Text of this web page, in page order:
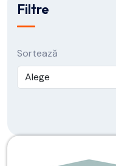
Filtre
Sortează